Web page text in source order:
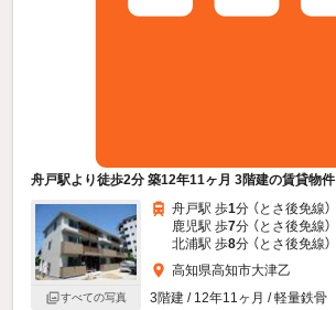
舟戸駅より徒歩2分 築12年11ヶ月 3階建の賃貸物件
すべての写真
舟戸駅 歩1分 （とさ後免線）
鹿児駅 歩7分 （とさ後免線）
北浦駅 歩8分 （とさ後免線）
高知県高知市大津乙
3階建 / 12年11ヶ月 / 軽量鉄骨